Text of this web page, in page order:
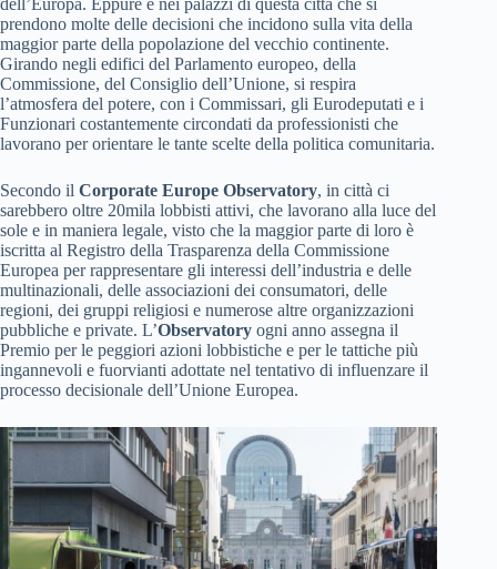
dell’Europa. Eppure è nei palazzi di questa città che si
prendono molte delle decisioni che incidono sulla vita della
maggior parte della popolazione del vecchio continente.
Girando negli edifici del Parlamento europeo, della
Commissione, del Consiglio dell’Unione, si respira
l’atmosfera del potere, con i Commissari, gli Eurodeputati e i
Funzionari costantemente circondati da professionisti che
lavorano per orientare le tante scelte della politica comunitaria.
Secondo il Corporate Europe Observatory, in città ci
sarebbero oltre 20mila lobbisti attivi, che lavorano alla luce del
sole e in maniera legale, visto che la maggior parte di loro è
iscritta al Registro della Trasparenza della Commissione
Europea per rappresentare gli interessi dell’industria e delle
multinazionali, delle associazioni dei consumatori, delle
regioni, dei gruppi religiosi e numerose altre organizzazioni
pubbliche e private. L’Observatory ogni anno assegna il
Premio per le peggiori azioni lobbistiche e per le tattiche più
ingannevoli e fuorvianti adottate nel tentativo di influenzare il
processo decisionale dell’Unione Europea.